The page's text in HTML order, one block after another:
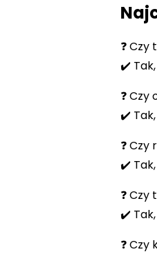
❓
✔️
❓
✔️
❓
✔️
❓
✔️
❓